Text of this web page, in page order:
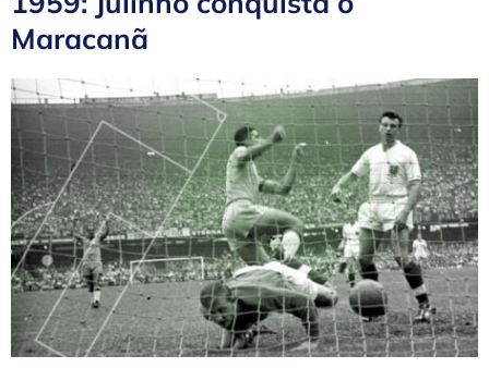
Maracanã